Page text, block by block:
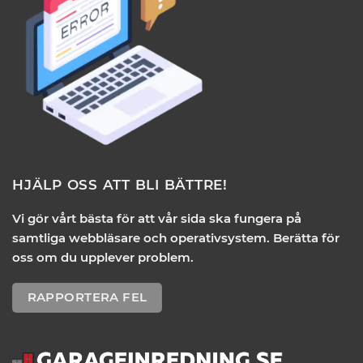
HJÄLP OSS ATT BLI BÄTTRE!
Vi gör vårt bästa för att vår sida ska fungera på
samtliga webbläsare och operativsystem. Berätta för
oss om du upplever problem.
RAPPORTERA FEL